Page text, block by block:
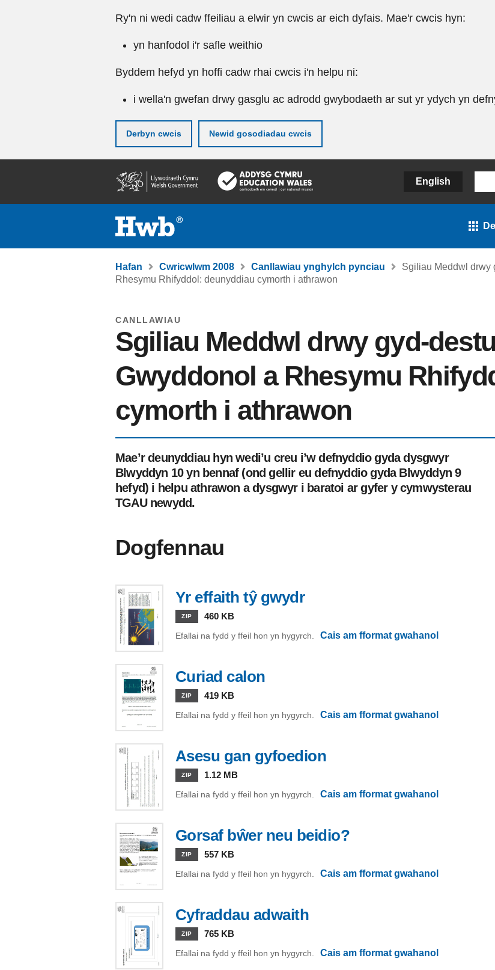
Ry'n ni wedi cadw ffeiliau a elwir yn cwcis ar eich dyfais. Mae'r cwcis hyn:
yn hanfodol i'r safle weithio
Byddem hefyd yn hoffi cadw rhai cwcis i'n helpu ni:
i wella'n gwefan drwy gasglu ac adrodd gwybodaeth ar sut yr ydych yn
Derbyn cwcis Newid gosodiadau cwcis
gynnwy
English
Hafan Cwricwlwm 2008 Canllawiau ynghylch pynciau
Sgiliau Meddwl drwy
Rhesymu Rhifyddol: deunyddiau cymorth i athrawon
CANLLAWIAU
Sgiliau Meddwl drwy gyd-
Gwyddonol a Rhesymu
cymorth i athrawon
Mae’r deunyddiau hyn wedi’u creu i’w defnyddio gyda dysgwyr
Blwyddyn 10 yn bennaf (ond gellir eu defnyddio gyda Blwyddyn 9
hefyd) i helpu athrawon a dysgwyr i baratoi ar gyfer y cymwysterau
TGAU newydd.
Dogfennau
Yr effaith tŷ gwydr
ZIP 460 KB
Efallai na fydd y ffeil hon yn hygyrch. Cais am fformat gwahanol
Curiad calon
ZIP 419 KB
Efallai na fydd y ffeil hon yn hygyrch. Cais am fformat gwahanol
Asesu gan gyfoedion
ZIP 1.12 MB
Efallai na fydd y ffeil hon yn hygyrch. Cais am fformat gwahanol
Gorsaf bŵer neu beidio?
ZIP 557 KB
Efallai na fydd y ffeil hon yn hygyrch. Cais am fformat gwahanol
Cyfraddau adwaith
ZIP 765 KB
Efallai na fydd y ffeil hon yn hygyrch. Cais am fformat gwahanol